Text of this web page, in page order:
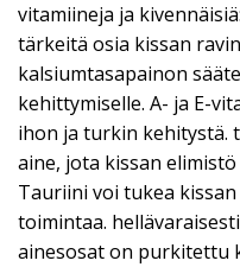
vitamiineja ja
tärkeitä osia kissan
kalsiumtasapainon
kehittymiselle. A- ja E-
ihon ja turkin kehitystä.
aine, jota kissan
Tauriini voi tukea
toimintaa.
ainesosat on purkitettu